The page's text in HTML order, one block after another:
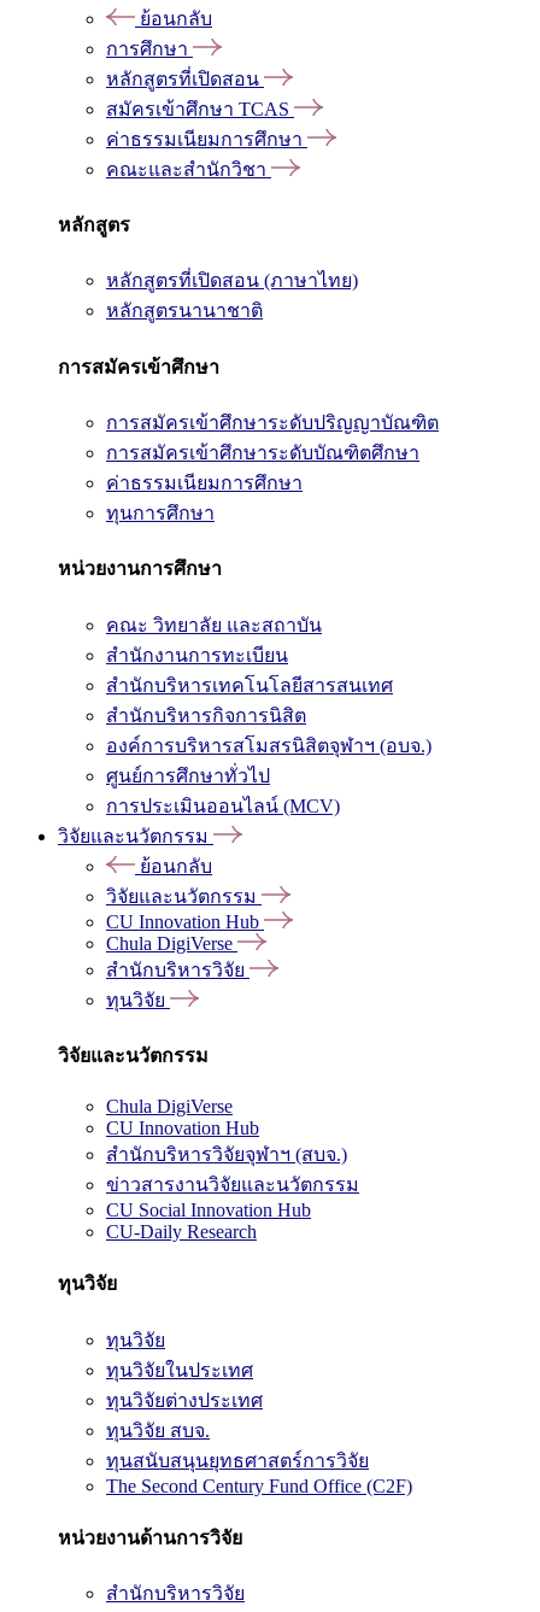
ย้อนกลับ
การศึกษา
หลักสูตรที่เปิดสอน
สมัครเข้าศึกษา TCAS
ค่าธรรมเนียมการศึกษา
คณะและสำนักวิชา
หลักสูตร
หลักสูตรที่เปิดสอน (ภาษาไทย)
หลักสูตรนานาชาติ
การสมัครเข้าศึกษา
การสมัครเข้าศึกษาระดับปริญญาบัณฑิต
การสมัครเข้าศึกษาระดับบัณฑิตศึกษา
ค่าธรรมเนียมการศึกษา
ทุนการศึกษา
หน่วยงานการศึกษา
คณะ วิทยาลัย และสถาบัน
สำนักงานการทะเบียน
สำนักบริหารเทคโนโลยีสารสนเทศ
สำนักบริหารกิจการนิสิต
องค์การบริหารสโมสรนิสิตจุฬาฯ (อบจ.)
ศูนย์การศึกษาทั่วไป
การประเมินออนไลน์ (MCV)
วิจัยและนวัตกรรม
ย้อนกลับ
วิจัยและนวัตกรรม
CU Innovation Hub
Chula DigiVerse
สำนักบริหารวิจัย
ทุนวิจัย
วิจัยและนวัตกรรม
Chula DigiVerse
CU Innovation Hub
สำนักบริหารวิจัยจุฬาฯ (สบจ.)
ข่าวสารงานวิจัยและนวัตกรรม
CU Social Innovation Hub
CU-Daily Research
ทุนวิจัย
ทุนวิจัย
ทุนวิจัยในประเทศ
ทุนวิจัยต่างประเทศ
ทุนวิจัย สบจ.
ทุนสนับสนุนยุทธศาสตร์การวิจัย
The Second Century Fund Office (C2F)
หน่วยงานด้านการวิจัย
สำนักบริหารวิจัย